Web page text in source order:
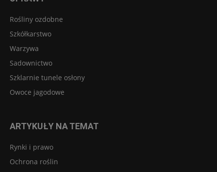
Rośliny ozdobne
Szkółkarstwo
Warzywa
Sadownictwo
Szklarnie tunele osłony
Owoce jagodowe
ARTYKUŁY NA TEMAT
Rynki i prawo
Ochrona roślin